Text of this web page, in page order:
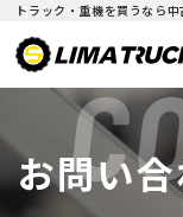
トラック・重機を買うなら
お問い